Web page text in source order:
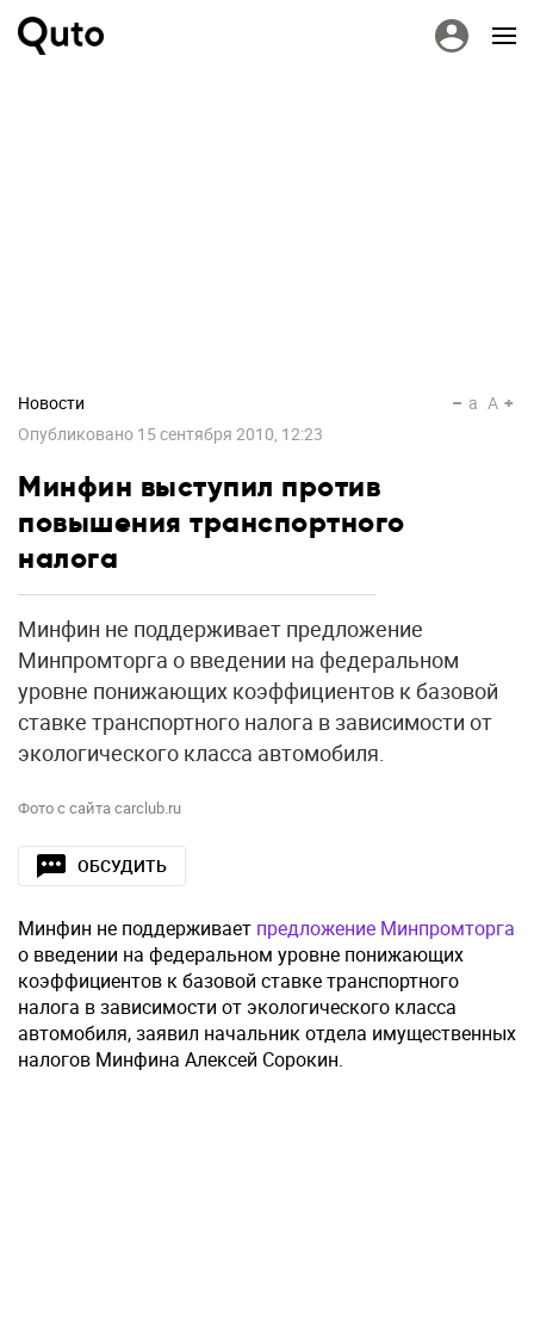
Новости
Опубликовано 15 сентября 2010, 12:23
a A
Минфин выступил против
повышения транспортного
налога
Минфин не поддерживает предложение
Минпромторга о введении на федеральном
уровне понижающих коэффициентов к базовой
ставке транспортного налога в зависимости от
экологического класса автомобиля.
Фото с сайта carclub.ru
ОБСУДИТЬ
Минфин не поддерживает предложение Минпромторга
о введении на федеральном уровне понижающих
коэффициентов к базовой ставке транспортного
налога в зависимости от экологического класса
автомобиля, заявил начальник отдела имущественных
налогов Минфина Алексей Сорокин.